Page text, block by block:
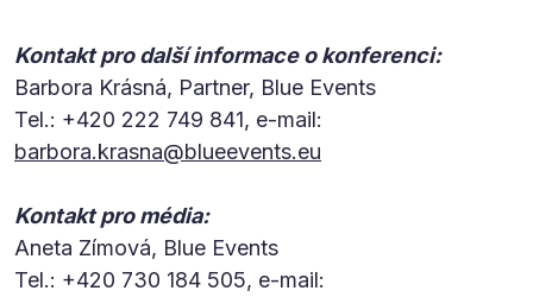
Kontakt pro další informace o konferenci:
Barbora Krásná, Partner, Blue Events
Tel.: +420 222 749 841, e-mail:
barbora.krasna@blueevents.eu
Kontakt pro média:
Aneta Zímová, Blue Events
Tel.: +420 730 184 505, e-mail: